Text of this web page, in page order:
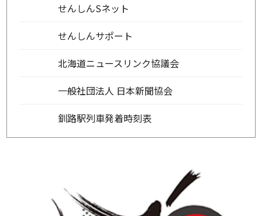
せんしんSネット
せんしんサポート
北海道ニュースリンク協議会
一般社団法人 日本新聞協会
釧路駅列車発着時刻表